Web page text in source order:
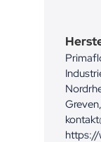
https://